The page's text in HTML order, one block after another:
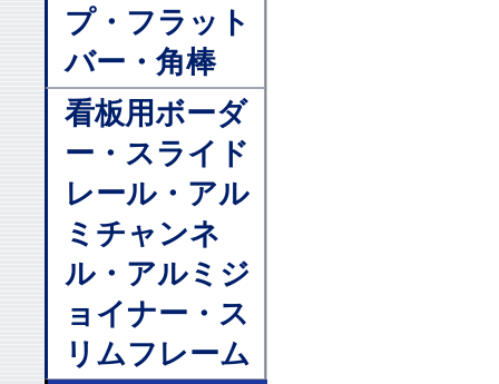
プ・フラット
バー・角棒
看板用ボーダ
ー・スライド
レール・アル
ミチャンネ
ル・アルミジ
ョイナー・ス
リムフレーム